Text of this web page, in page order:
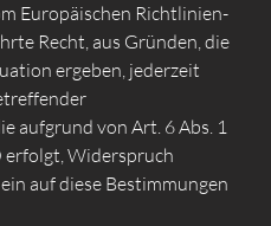
Europäischen Richtlinien-
Recht, aus Gründen, die
ergeben, jederzeit
aufgrund von Art. 6 Abs. 1
erfolgt, Widerspruch
auf diese Bestimmungen